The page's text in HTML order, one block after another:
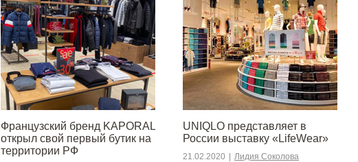
Французский бренд KAPORAL
открыл свой первый бутик на
территории РФ
UNIQLO представляет в
России выставку «LifeWear»
21.02.2020 Лидия Соколова